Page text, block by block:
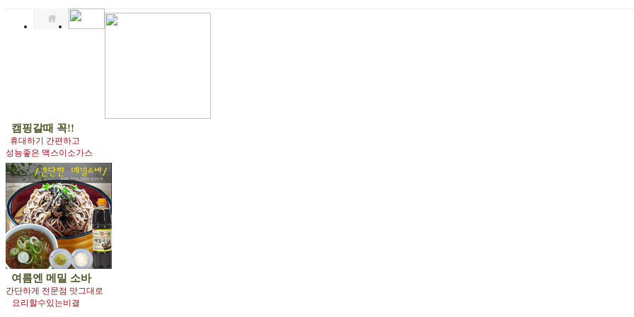
캠핑갈때 꼭!!
휴대하기 간편하고
성능좋은 맥스이소가스
여름엔 메밀 소바
간단하게 전문점 맛그대로
요리할수있는비결